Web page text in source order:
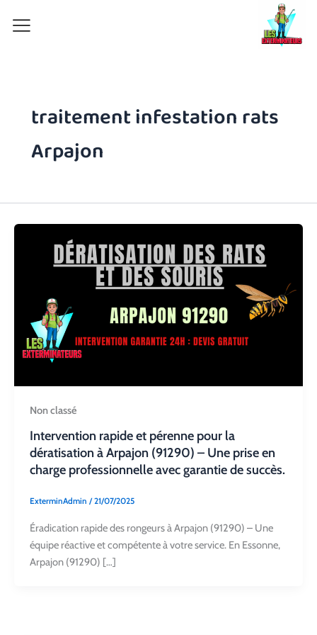
traitement infestation rats
Arpajon
Non classé
Intervention rapide et pérenne pour la
dératisation à Arpajon (91290) – Une prise en
charge professionnelle avec garantie de succès.
ExterminAdmin /21/07/2025
Éradication rapide des rongeurs à Arpajon (91290) – Une
équipe réactive et compétente à votre service. En Essonne,
Arpajon (91290) […]